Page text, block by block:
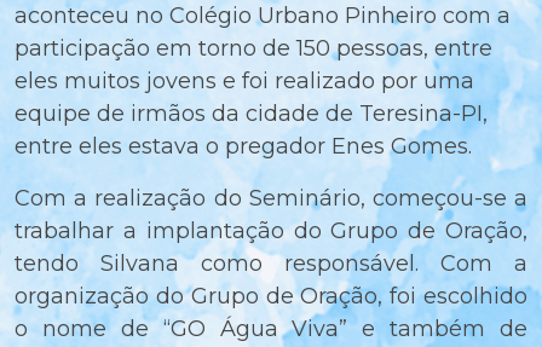
aconteceu no Colégio Urbano Pinheiro com a
participação em torno de 150 pessoas, entre
eles muitos jovens e foi realizado por uma
equipe de irmãos da cidade de Teresina-PI,
entre eles estava o pregador Enes Gomes.
Com a realização do Seminário, começou-se a
trabalhar a implantação do Grupo de Oração,
tendo Silvana como responsável. Com a
organização do Grupo de Oração, foi escolhido
o nome de “GO Água Viva” e também de